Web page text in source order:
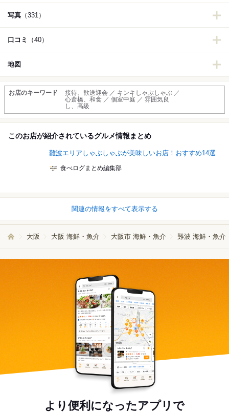
写真 （331）
口コミ （40）
地図
お店のキーワード
接待、歓送迎会 ／ キンキしゃぶしゃぶ ／
心斎橋、和食 ／ 個室中庭 ／ 雰囲気良
し、高級
このお店が紹介されているグルメ情報まとめ
難波エリアしゃぶしゃぶが美味しいお店！おすすめ14選
食べログまとめ編集部
関連の情報をすべて表示する
大阪 大阪 海鮮・魚介 大阪市 海鮮・魚介 難波 海鮮・魚介
より便利になったアプリで